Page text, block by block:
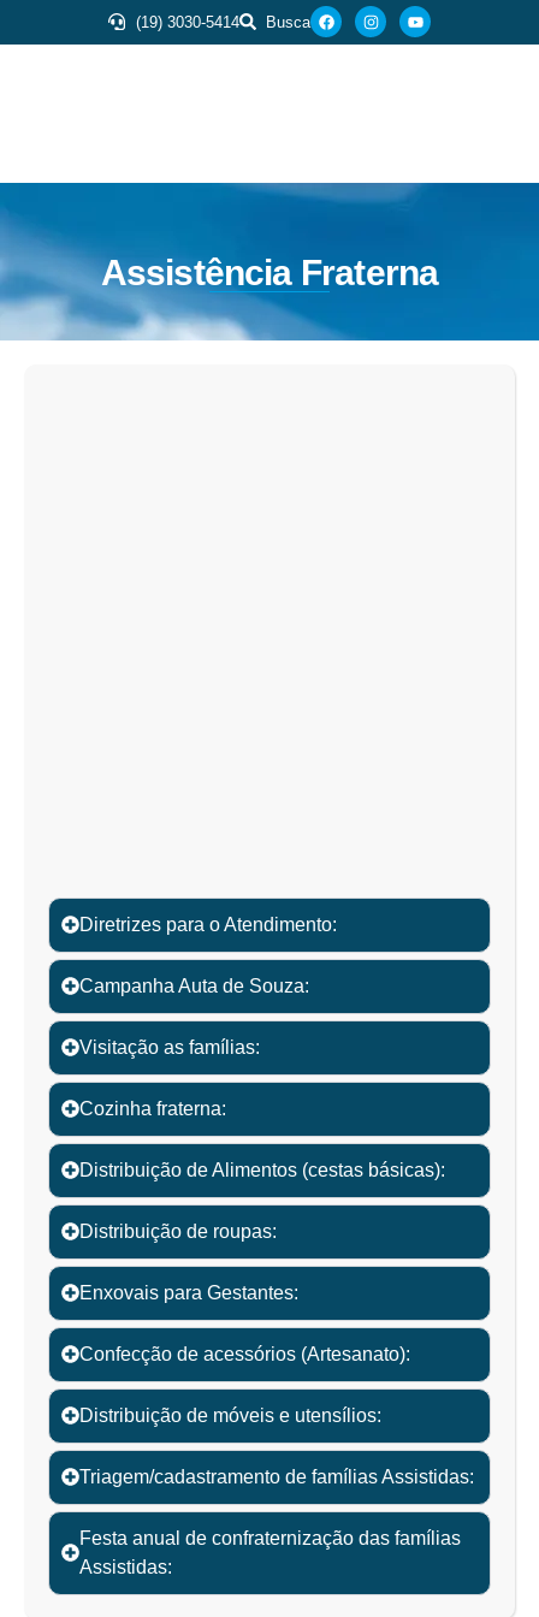
(19) 3030-5414 Busca
Assistência Fraterna
Diretrizes para o Atendimento:
Campanha Auta de Souza:
Visitação as famílias:
Cozinha fraterna:
Distribuição de Alimentos (cestas básicas):
Distribuição de roupas:
Enxovais para Gestantes:
Confecção de acessórios (Artesanato):
Distribuição de móveis e utensílios:
Triagem/cadastramento de famílias Assistidas:
Festa anual de confraternização das famílias
Assistidas: